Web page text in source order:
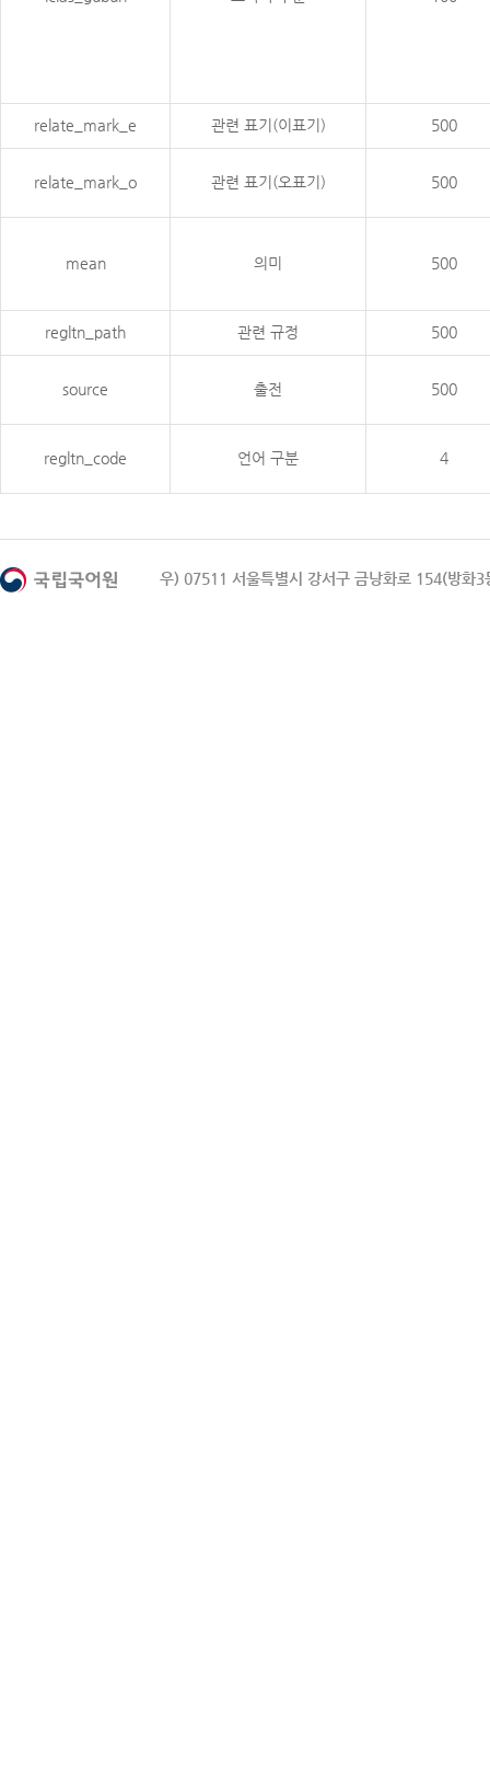
relate_mark_e 관련 표기(이표기) 500
relate_mark_o 관련 표기(오표기) 500
mean 의미 500
regltn_path 관련 규정 500
source 출전 500
regltn_code 언어 구분 4
우) 07511 서울특별시 강서구 금낭화로 154(방화3